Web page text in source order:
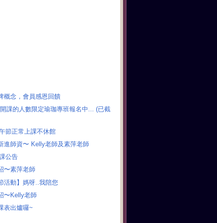
概念，會員感恩回饋
課的人數限定瑜珈專班報名中... (已截
節正常上課不休館
進師資〜 Kelly老師及素萍老師
公告
〜素萍老師
活動】媽呀..我陪您
〜Kelly老師
表出爐囉~